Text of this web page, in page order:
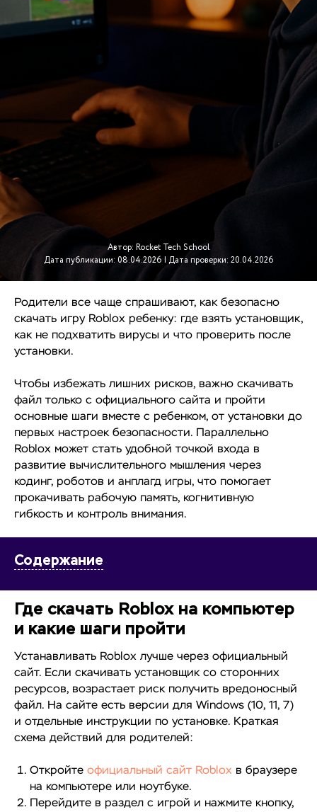
Автор: Rocket Tech School
Дата публикации: 08.04.2026 | Дата проверки: 20.04.2026
Родители все чаще спрашивают, как безопасно
скачать игру Roblox ребенку: где взять установщик,
как не подхватить вирусы и что проверить после
установки.
Чтобы избежать лишних рисков, важно скачивать
файл только с официального сайта и пройти
основные шаги вместе с ребенком, от установки до
первых настроек безопасности. Параллельно
Roblox может стать удобной точкой входа в
развитие вычислительного мышления через
кодинг, роботов и анплагд игры, что помогает
прокачивать рабочую память, когнитивную
гибкость и контроль внимания.
Содержание
Где скачать Roblox на компьютер
и какие шаги пройти
Устанавливать Roblox лучше через официальный
сайт. Если скачивать установщик со сторонних
ресурсов, возрастает риск получить вредоносный
файл. На сайте есть версии для Windows (10, 11, 7)
и отдельные инструкции по установке. Краткая
схема действий для родителей:
Откройте официальный сайт Roblox в браузере
на компьютере или ноутбуке.
Перейдите в раздел с игрой и нажмите кнопку,